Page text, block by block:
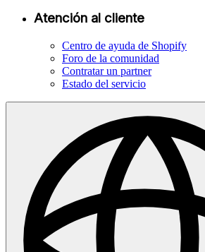
Atención al cliente
Centro de ayuda de Shopify
Foro de la comunidad
Contratar un partner
Estado del servicio